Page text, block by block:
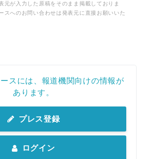
元が入力した原稿をそのまま掲載しておりま
スへのお問い合わせは発表元に直接お願いいた
スには、報道機関向けの情報が
あります。
プレス登録
ログイン